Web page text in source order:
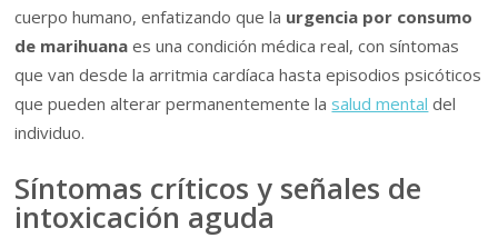
cuerpo humano, enfatizando que la urgencia por consumo
de marihuana es una condición médica real, con síntomas
que van desde la arritmia cardíaca hasta episodios psicóticos
que pueden alterar permanentemente la salud mental del
individuo.
Síntomas críticos y señales de
intoxicación aguda